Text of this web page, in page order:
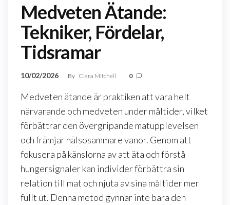
Medveten Ätande:
Tekniker, Fördelar,
Tidsramar
10/02/2026 By Clara Mitchell 0
Medveten ätande är praktiken att vara helt
närvarande och medveten under måltider, vilket
förbättrar den övergripande matupplevelsen
och främjar hälsosammare vanor. Genom att
fokusera på känslorna av att äta och förstå
hungersignaler kan individer förbättra sin
relation till mat och njuta av sina måltider mer
fullt ut. Denna metod gynnar inte bara den